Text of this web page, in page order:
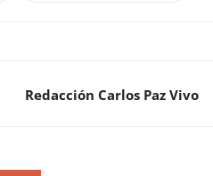
Redacción Carlos Paz Vivo